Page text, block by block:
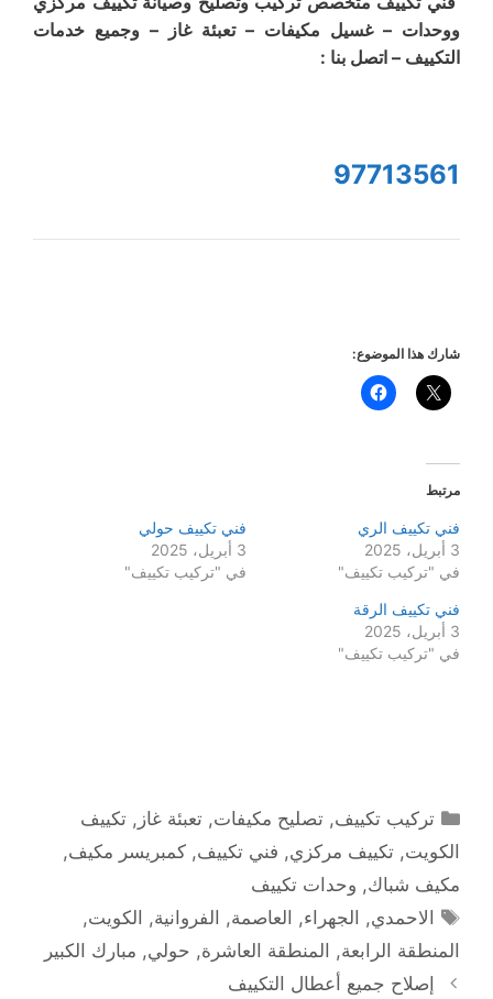
ووحدات – غسيل مكيفات – تعبئة غاز – وجميع خدمات
التكييف – اتصل بنا :
97713561
شارك هذا الموضوع:
مرتبط
فني تكييف الري
3 أبريل، 2025
في "تركيب تكييف"
فني تكييف حولي
3 أبريل، 2025
في "تركيب تكييف"
فني تكييف الرقة
3 أبريل، 2025
في "تركيب تكييف"
التصنيفات
تركيب تكييف,تصليح مكيفات,تعبئة غاز ,تكييف
الكويت, تكييف مركزي, فني تكييف, كمبريسر مكيف,
مكيف شباك, وحدات تكييف
الوسوم
الاحمدي, الجهراء, العاصمة, الفروانية, الكويت,
المنطقة الرابعة, المنطقة العاشرة, حولي, مبارك الكبير
إصلاح جميع أعطال التكييف